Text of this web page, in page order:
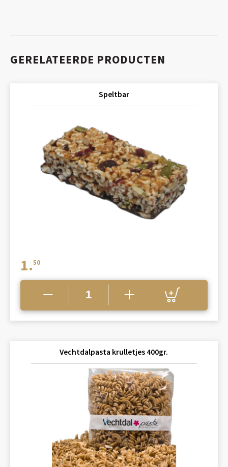
GERELATEERDE PRODUCTEN
Speltbar
1.50
Vechtdalpasta krulletjes 400gr.